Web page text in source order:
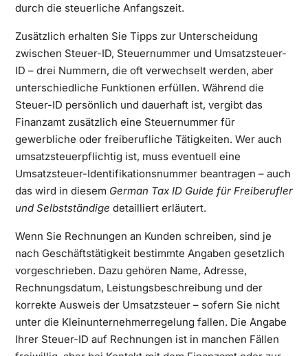
durch die steuerliche Anfangszeit.
Zusätzlich erhalten Sie Tipps zur Unterscheidung
zwischen Steuer-ID, Steuernummer und Umsatzsteuer-
ID – drei Nummern, die oft verwechselt werden, aber
unterschiedliche Funktionen erfüllen. Während die
Steuer-ID persönlich und dauerhaft ist, vergibt das
Finanzamt zusätzlich eine Steuernummer für
gewerbliche oder freiberufliche Tätigkeiten. Wer auch
umsatzsteuerpflichtig ist, muss eventuell eine
Umsatzsteuer-Identifikationsnummer beantragen – auch
das wird in diesem German Tax ID Guide für Freiberufler
und Selbstständige detailliert erläutert.
Wenn Sie Rechnungen an Kunden schreiben, sind je
nach Geschäftstätigkeit bestimmte Angaben gesetzlich
vorgeschrieben. Dazu gehören Name, Adresse,
Rechnungsdatum, Leistungsbeschreibung und der
korrekte Ausweis der Umsatzsteuer – sofern Sie nicht
unter die Kleinunternehmerregelung fallen. Die Angabe
Ihrer Steuer-ID auf Rechnungen ist in manchen Fällen